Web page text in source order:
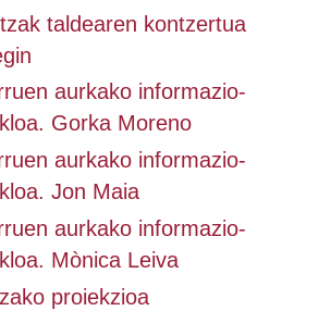
taldearen kontzertua
aurkako informazio-
Gorka Moreno
aurkako informazio-
Jon Maia
aurkako informazio-
Mònica Leiva
proiekzioa